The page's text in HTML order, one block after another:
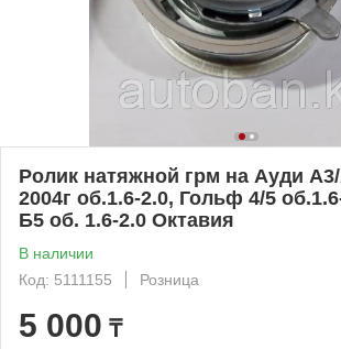
Ролик натяжной грм на Ауди
2004г об.1.6-2.0, Гольф 4/5
Б5 об. 1.6-2.0 Октавия
В наличии
Код: 5111155
Розница
5 000 ₸